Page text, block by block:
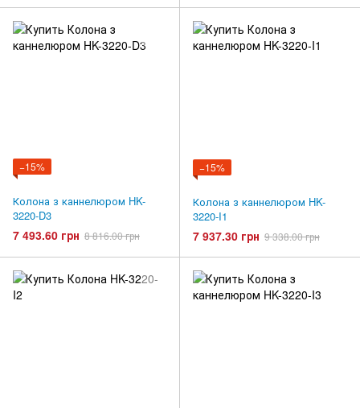
−15%
Колона з каннелюром HK-
3220-D3
7 493.60 грн 8 816.00 грн
−15%
Колона з каннелюром HK-
3220-I1
7 937.30 грн 9 338.00 грн